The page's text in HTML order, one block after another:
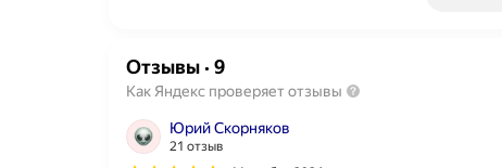
Отзывы· 9
Как Яндекс проверяет отзывы
Юрий Скорняков
21 отзыв